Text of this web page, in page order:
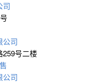
司
公司
259号二楼
公司